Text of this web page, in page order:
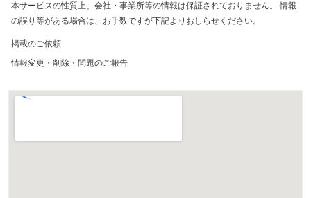
本サービスの性質上、会社・事業所等の情報は保証されておりません。 情報
の誤り等がある場合は、お手数ですが下記よりおしらせください。
掲載のご依頼
情報変更・削除・問題のご報告